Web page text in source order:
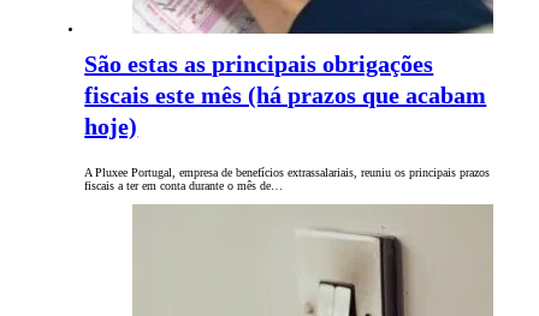
São estas as principais obrigações
fiscais este mês (há prazos que acabam
hoje)
A Pluxee Portugal, empresa de benefícios extrassalariais, reuniu os principais prazos
fiscais a ter em conta durante o mês de…